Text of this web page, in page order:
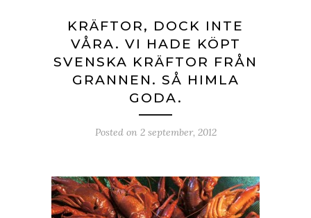
KRÄFTOR, DOCK INTE
VÅRA. VI HADE KÖPT
SVENSKA KRÄFTOR FRÅN
GRANNEN. SÅ HIMLA
GODA.
Posted on 2 september, 2012